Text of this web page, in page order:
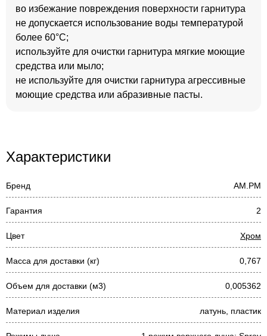
во избежание повреждения поверхности гарнитура
не допускается использование воды температурой
более 60°C;
используйте для очистки гарнитура мягкие моющие
средства или мыло;
не используйте для очистки гарнитура агрессивные
моющие средства или абразивные пасты.
Характеристики
Бренд AM.PM
Гарантия 2
Цвет Хром
Масса для доставки (кг) 0,767
Объем для доставки (м3) 0,005362
Материал изделия латунь, пластик